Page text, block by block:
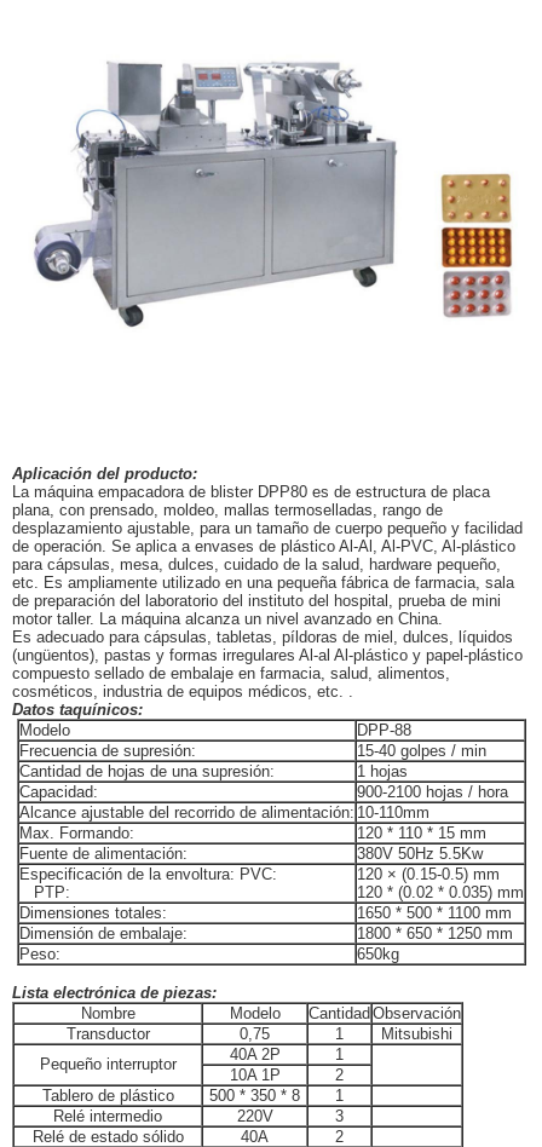
Aplicación del producto:
La máquina empacadora de blister DPP80 es de estructura de placa
plana, con prensado, moldeo, mallas termoselladas, rango de
desplazamiento ajustable, para un tamaño de cuerpo pequeño y facilidad
de operación. Se aplica a envases de plástico Al-Al, Al-PVC, Al-plástico
para cápsulas, mesa, dulces, cuidado de la salud, hardware pequeño,
etc. Es ampliamente utilizado en una pequeña fábrica de farmacia, sala
de preparación del laboratorio del instituto del hospital, prueba de mini
motor taller. La máquina alcanza un nivel avanzado en China.
Es adecuado para cápsulas, tabletas, píldoras de miel, dulces, líquidos
(ungüentos), pastas y formas irregulares Al-al Al-plástico y papel-plástico
compuesto sellado de embalaje en farmacia, salud, alimentos,
cosméticos, industria de equipos médicos, etc. .
Datos taquínicos:
Modelo
DPP-88
Frecuencia de supresión:
15-40 golpes / min
Cantidad de hojas de una supresión:
1 hojas
Capacidad:
900-2100 hojas / hora
Alcance ajustable del recorrido de alimentación: 10-110mm
Max. Formando:
120 * 110 * 15 mm
Fuente de alimentación:
380V 50Hz 5.5Kw
Especificación de la envoltura: PVC:
PTP:
120 × (0.15-0.5) mm
120 * (0.02 * 0.035) mm
Dimensiones totales:
1650 * 500 * 1100 mm
Dimensión de embalaje:
1800 * 650 * 1250 mm
Peso:
650kg
Lista electrónica de piezas:
Nombre
Modelo Cantidad Observación
Transductor
0,75 1
Mitsubishi
Pequeño interruptor
40A 2P
1
10A 1P
2
Tablero de plástico
500 * 350 * 8
1
Relé intermedio
220V
3
Relé de estado sólido
40A
2